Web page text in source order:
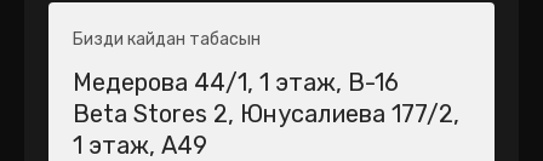
Бизди кайдан табасын
Медерова 44/1​, 1 этаж, В-16
Beta Stores 2​, Юнусалиева 177/2,
1 этаж, А49